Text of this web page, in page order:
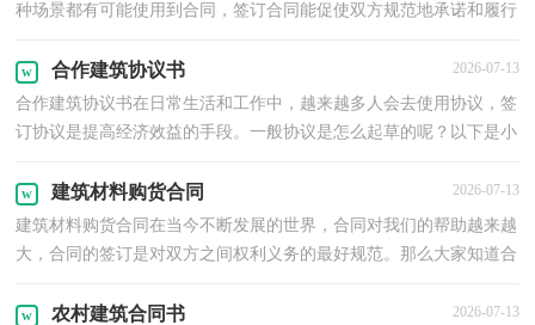
种场景都有可能使用到合同，签订合同能促使双方规范地承诺和履行
合作建筑协议书 2026-07-13
合作建筑协议书在日常生活和工作中，越来越多人会去使用协议，签
订协议是提高经济效益的手段。一般协议是怎么起草的呢？以下是小
建筑材料购货合同 2026-07-13
建筑材料购货合同在当今不断发展的世界，合同对我们的帮助越来越
大，合同的签订是对双方之间权利义务的最好规范。那么大家知道合
农村建筑合同书 2026-07-13